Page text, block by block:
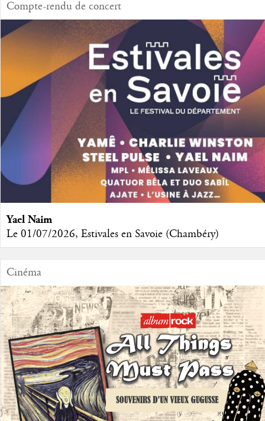
Compte-rendu de concert
Yael Naim
Le 01/07/2026, Estivales en Savoie (Chambéry)
Cinéma